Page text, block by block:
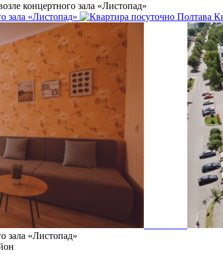
концертного зала «Листопад»